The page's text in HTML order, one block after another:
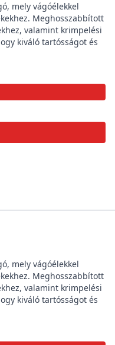
mely vágóélekkel
Meghosszabbított
valamint krimpelési
kiváló tartósságot és
mely vágóélekkel
Meghosszabbított
valamint krimpelési
kiváló tartósságot és